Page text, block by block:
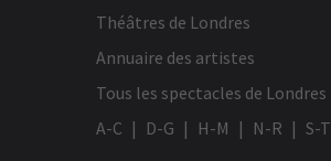
Théâtres de Londres
Annuaire des artistes
Tous les spectacles de Londres
A-C
D-G H-M N-R S-T